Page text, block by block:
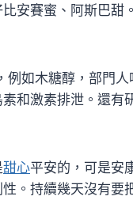
安賽蜜、阿斯巴甜
例如木糖醇，部門
和激素排泄。還有
甜心平安的，可是安
。持續幾天沒有要